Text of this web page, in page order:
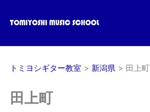
ス
トミヨシギター教室 新潟県 田上町
田上町